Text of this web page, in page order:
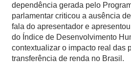
dependência gerada pelo
parlamentar criticou a ausência
fala do apresentador e
do Índice de Desenvolvimento
contextualizar o impacto real das
transferência de renda no Brasil.